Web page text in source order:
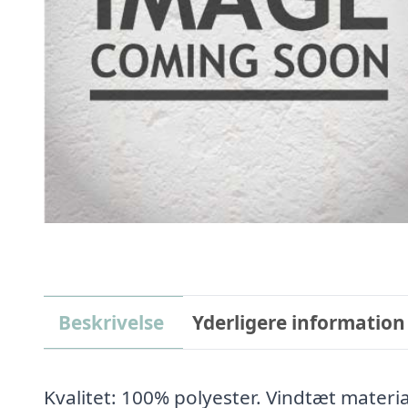
Beskrivelse Yderligere information
Kvalitet: 100% polyester. Vindtæt